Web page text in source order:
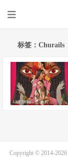
标签：Churails
Copyright © 2014-2026